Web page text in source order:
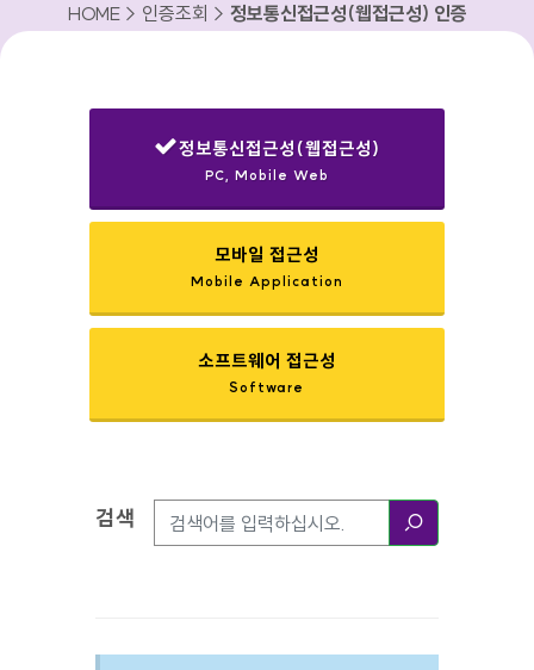
HOME > 인증조회 > 정보통신접근성(웹접근성) 인증
정보통신접근성(웹접근성)
PC, Mobile Web
모바일 접근성
Mobile Application
소프트웨어 접근성
Software
검색옵션
검색